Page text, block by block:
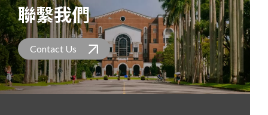
聯繫我們
Contact Us